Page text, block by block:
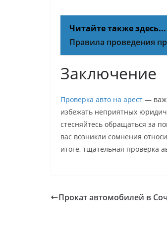
Читайте также здесь...
Правила проведения
Заключение
Проверка авто на арест —
избежать неприятных
стесняйтесь обращаться за
вас возникли сомнения
итоге, тщательная проверка
Прокат автомобилей в